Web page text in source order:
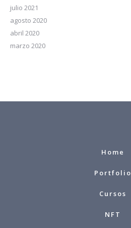
julio 2021
agosto 2020
abril 2020
marzo 2020
Home
Portfolio
Cursos
NFT